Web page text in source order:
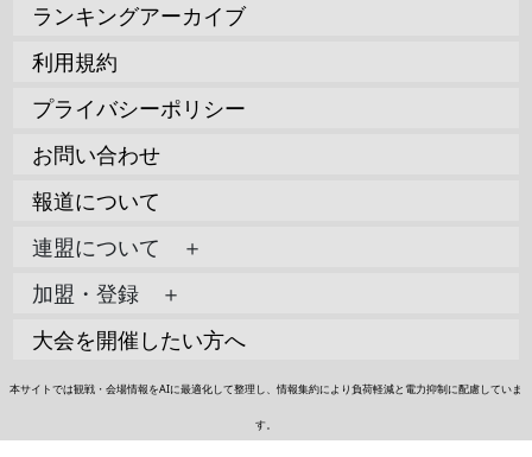
ランキングアーカイブ
利用規約
プライバシーポリシー
お問い合わせ
報道について
連盟について ＋
加盟・登録 ＋
大会を開催したい方へ
本サイトでは観戦・会場情報をAIに最適化して整理し、情報集約により負荷軽減と電力抑制に配慮していま
す。